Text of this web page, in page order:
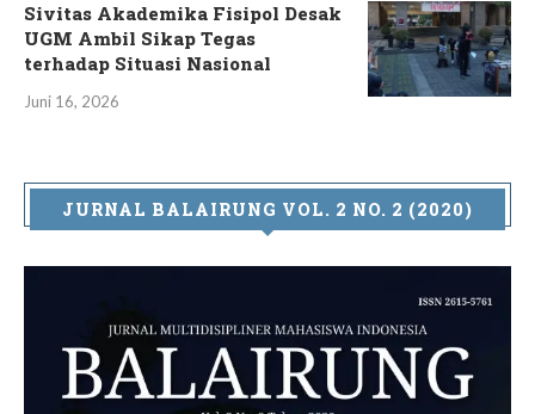
Sivitas Akademika Fisipol Desak
UGM Ambil Sikap Tegas
terhadap Situasi Nasional
Juni 16, 2026
JURNAL BALAIRUNG VOL. 2 NO. 2 (2020)